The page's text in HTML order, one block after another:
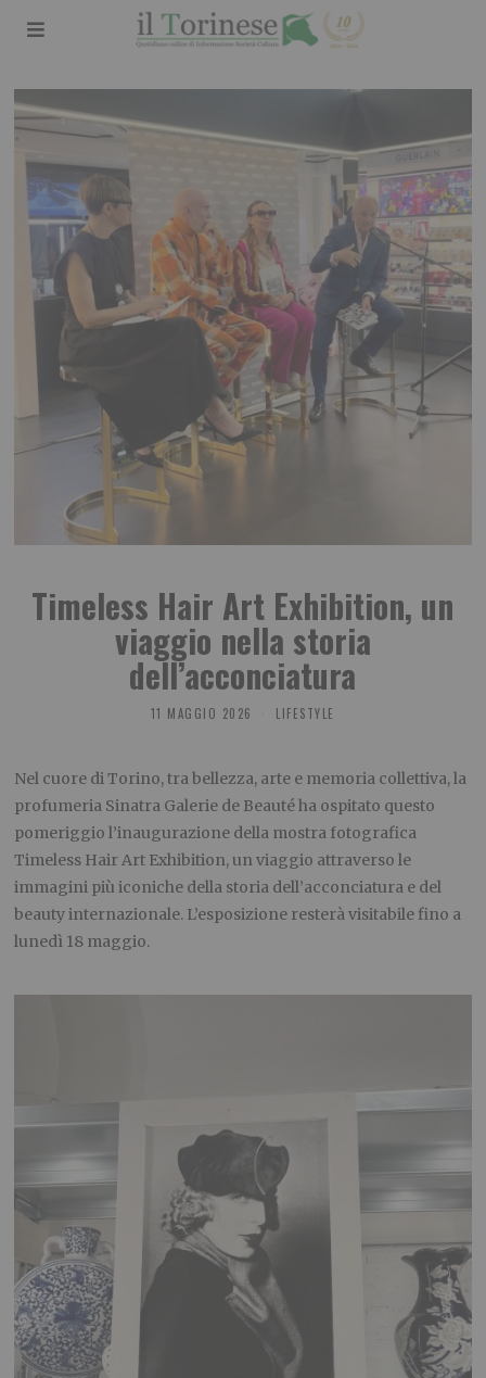
Timeless Hair Art Exhibition, un
viaggio nella storia
dell’acconciatura
11 MAGGIO 2026 LIFESTYLE
Nel cuore di Torino, tra bellezza, arte e memoria collettiva, la
profumeria Sinatra Galerie de Beauté ha ospitato questo
pomeriggio l’inaugurazione della mostra fotografica
Timeless Hair Art Exhibition, un viaggio attraverso le
immagini più iconiche della storia dell’acconciatura e del
beauty internazionale. L’esposizione resterà visitabile fino a
lunedì 18 maggio.